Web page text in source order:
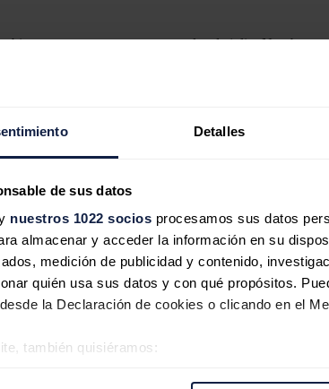
Detalles
de sus datos
nuestros 1022 socios procesamos sus datos
almacenar y acceder la información en su
medición de publicidad y contenido,
quién usa sus datos y con qué propósitos.
la Declaración de cookies o clicando en el
también quisiéramos:
en agosto con respecto a los de julio. No
respecto a julio pero siguen más bajos que
a la de agosto de 2019 por la coronacrisis.
y producción eólica
europeos analizados en
durante el mes de
fue de un 6,6%, en Francia de un 7,9% y en
el pasado agosto respecto a la del mes de
la disminución de la producción estuvo entre
E, RTE, REN, REE y TERNA.
E, RTE, REN, REE y TERNA.
el pasado agosto fue más alta en todos los mercados
la península ibérica se registró un incremento del